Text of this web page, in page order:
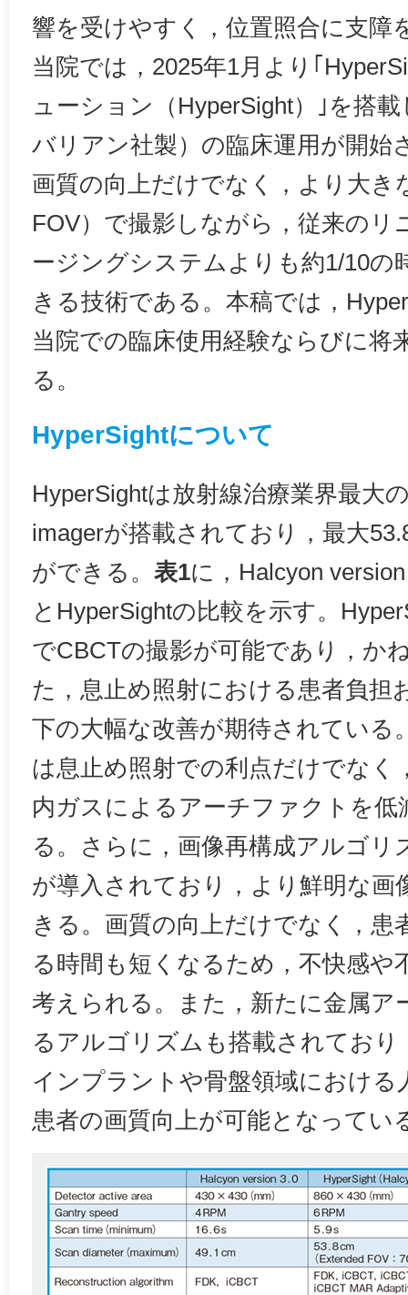
響を受けやすく，位置照合に支障
当院では，2025年1月より｢
ューション（HyperSight）｣を搭
バリアン社製）の臨床運用が開始
画質の向上だけでなく，より大き
FOV）で撮影しながら，従来のリ
ージングシステムよりも約1/10の
きる技術である。本稿では，
当院での臨床使用経験ならびに将
る。
HyperSightについて
HyperSightは放射線治療業界最大
imagerが搭載されており，最大
ができる。 表1に，Halcyon
とHyperSightの比較を示す。
でCBCTの撮影が可能であり，か
た，息止め照射における患者負担
下の大幅な改善が期待されている
は息止め照射での利点だけでなく
内ガスによるアーチファクトを
る。さらに，画像再構成アルゴリ
が導入されており，より鮮明な画
きる。画質の向上だけでなく，患
る時間も短くなるため，不快感や
考えられる。また，新たに金属ア
るアルゴリズムも搭載されており
インプラントや骨盤領域における
患者の画質向上が可能となってい